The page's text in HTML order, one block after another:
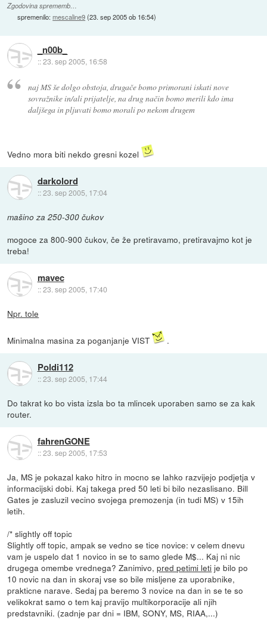
Zgodovina sprememb…
spremenilo:mescaline9(23. sep 2005 ob 16:54)
_n00b_
::23. sep 2005, 16:58
naj MS še dolgo obstoja, drugače bomo primorani iskati nove
sovražnike in/ali prijatelje, na drug način bomo merili kdo ima
daljšega in pljuvati bomo morali po nekom drugem
Vedno mora biti nekdo gresni kozel
darkolord
::23. sep 2005, 17:04
mašino za 250-300 čukov
mogoce za 800-900 čukov, če že pretiravamo, pretiravajmo kot je
treba!
mavec
::23. sep 2005, 17:40
Npr. tole
Minimalna masina za poganjanje VIST .
Poldi112
::23. sep 2005, 17:44
Do takrat ko bo vista izsla bo ta mlincek uporaben samo se za kak
router.
fahrenGONE
::23. sep 2005, 17:53
Ja, MS je pokazal kako hitro in mocno se lahko razvijejo podjetja v
informacijski dobi. Kaj takega pred 50 leti bi bilo nezaslisano. Bill
Gates je zasluzil vecino svojega premozenja (in tudi MS) v 15ih
letih.
/* slightly off topic
Slightly off topic, ampak se vedno se tice novice: v celem dnevu
vam je uspelo dat 1 novico in se to samo glede M$... Kaj ni nic
drugega omembe vrednega? Zanimivo,pred petimi leti je bilo po
10 novic na dan in skoraj vse so bile misljene za uporabnike,
prakticne narave. Sedaj pa beremo 3 novice na dan in se te so
velikokrat samo o tem kaj pravijo multikorporacije ali njih
predstavniki. (zadnje par dni = IBM, SONY, MS, RIAA,...)